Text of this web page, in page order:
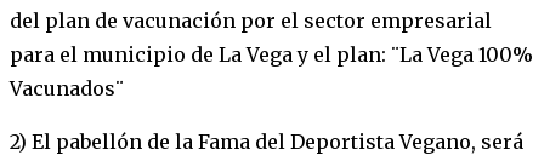
del plan de vacunación por el sector empresarial
para el municipio de La Vega y el plan: ¨La Vega 100%
Vacunados¨
2) El pabellón de la Fama del Deportista Vegano, será